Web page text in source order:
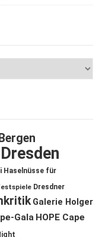
Bergen
Haselnüsse für
Dresdner
Galerie Holger
Gala HOPE Cape